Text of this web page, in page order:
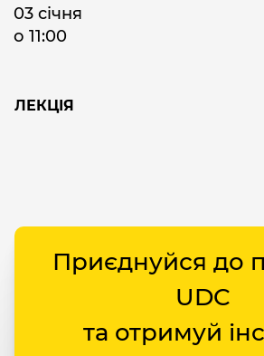
03 січня
о 11:00
ЛЕКЦІЯ
Приєднуйся до
UDC
та отримуй